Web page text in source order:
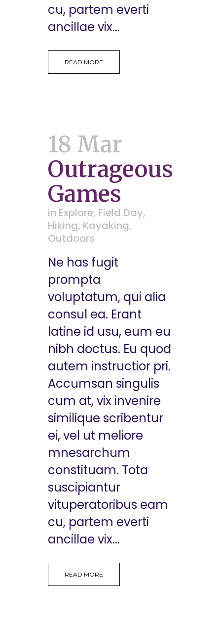
cu, partem everti
ancillae vix...
READ MORE
18 Mar
Outrageous
Games
in Explore, Field Day,
Hiking, Kayaking,
Outdoors
Ne has fugit
prompta
voluptatum, qui alia
consul ea. Erant
latine id usu, eum eu
nibh doctus. Eu quod
autem instructior pri.
Accumsan singulis
cum at, vix invenire
similique scribentur
ei, vel ut meliore
mnesarchum
constituam. Tota
suscipiantur
vituperatoribus eam
cu, partem everti
ancillae vix...
READ MORE